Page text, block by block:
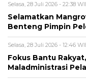
Selasa, 28 Juli 2026 - 22:38
Selamatkan
Benteng Pimpin
Selasa, 28 Juli 2026 - 12:46
Fokus Bantu
Maladministrasi